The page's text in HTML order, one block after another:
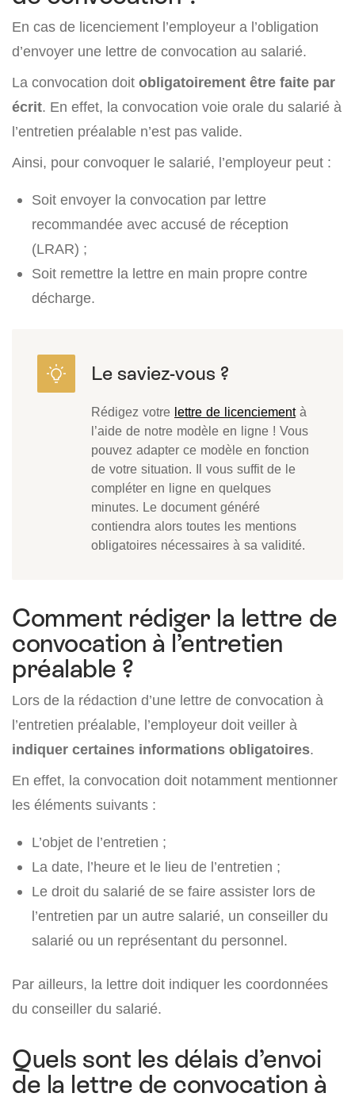
En cas de licenciement l’employeur a l’obligation
d’envoyer une lettre de convocation au salarié.
La convocation doit obligatoirement être faite par
écrit. En effet, la convocation voie orale du salarié à
l’entretien préalable n’est pas valide.
Ainsi, pour convoquer le salarié, l’employeur peut :
Soit envoyer la convocation par lettre
recommandée avec accusé de réception
(LRAR) ;
Soit remettre la lettre en main propre contre
décharge.
Rédigez votre lettre de licenciementà
l’aide de notre modèle en ligne ! Vous
pouvez adapter ce modèle en fonction
de votre situation. Il vous suffit de le
compléter en ligne en quelques
minutes. Le document généré
contiendra alors toutes les mentions
obligatoires nécessaires à sa validité.
Comment rédiger la lettre de
convocation à l’entretien
préalable ?
Lors de la rédaction d’une lettre de convocation à
l’entretien préalable, l’employeur doit veiller à
indiquer certaines informations obligatoires.
En effet, la convocation doit notamment mentionner
les éléments suivants :
L’objet de l’entretien ;
La date, l’heure et le lieu de l’entretien ;
Le droit du salarié de se faire assister lors de
l’entretien par un autre salarié, un conseiller du
salarié ou un représentant du personnel.
Par ailleurs, la lettre doit indiquer les coordonnées
du conseiller du salarié.
Quels sont les délais d’envoi
de la lettre de convocation à